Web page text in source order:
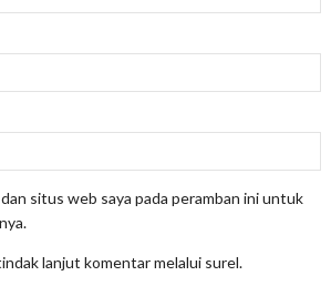
dan situs web saya pada peramban ini untuk
lanjut komentar melalui surel.